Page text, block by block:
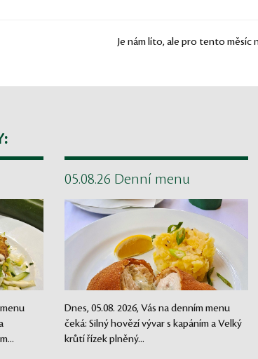
Je nám líto, ale pro tento měsíc
05.08.26 Denní menu
Dnes, 05.08. 2026, Vás na denním menu
čeká: Silný hovězí vývar s kapáním a Velký
krůtí řízek plněný...